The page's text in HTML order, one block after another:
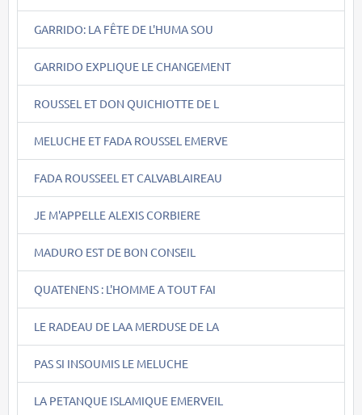
GARRIDO: LA FÊTE DE L'HUMA SOU
GARRIDO EXPLIQUE LE CHANGEMENT
ROUSSEL ET DON QUICHIOTTE DE L
MELUCHE ET FADA ROUSSEL EMERVE
FADA ROUSSEEL ET CALVABLAIREAU
JE M'APPELLE ALEXIS CORBIERE
MADURO EST DE BON CONSEIL
QUATENENS : L'HOMME A TOUT FAI
LE RADEAU DE LAA MERDUSE DE LA
PAS SI INSOUMIS LE MELUCHE
LA PETANQUE ISLAMIQUE EMERVEIL